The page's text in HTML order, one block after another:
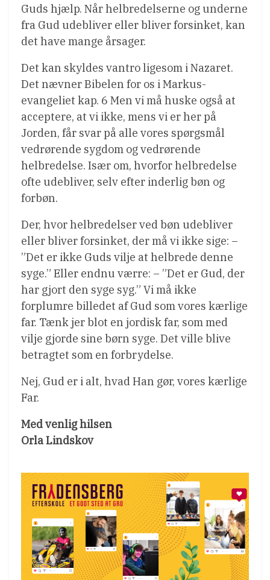
Guds hjælp. Når helbredelserne og underne
fra Gud udebliver eller bliver forsinket, kan
det have mange årsager.
Det kan skyldes vantro ligesom i Nazaret.
Det nævner Bibelen for os i Markus-
evangeliet kap. 6 Men vi må huske også at
acceptere, at vi ikke, mens vi er her på
Jorden, får svar på alle vores spørgsmål
vedrørende sygdom og vedrørende
helbredelse. Især om, hvorfor helbredelse
ofte udebliver, selv efter inderlig bøn og
forbøn.
Der, hvor helbredelser ved bøn udebliver
eller bliver forsinket, der må vi ikke sige: –
”Det er ikke Guds vilje at helbrede denne
syge.” Eller endnu værre: – ”Det er Gud, der
har gjort den syge syg.” Vi må ikke
forplumre billedet af Gud som vores kærlige
far. Tænk jer blot en jordisk far, som med
vilje gjorde sine børn syge. Det ville blive
betragtet som en forbrydelse.
Nej, Gud er i alt, hvad Han gør, vores kærlige
Far.
Med venlig hilsen
Orla Lindskov